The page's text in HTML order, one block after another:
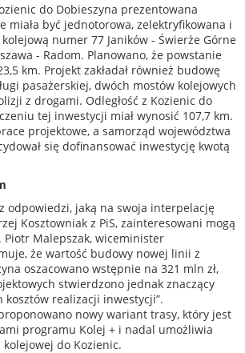
do Dobieszyna prezentowana
miała być jednotorowa, zelektryfikowana i
kolejową numer 77 Janików - Świerże Górne
- Radom. Planowano, że powstanie
km. Projekt zakładał również budowę
pasażerskiej, dwóch mostów kolejowych
z drogami. Odległość z Kozienic do
tej inwestycji miał wynosić 107,7 km.
projektowe, a samorząd województwa
się dofinansować inwestycję kwotą
odpowiedzi, jaką na swoja interpelację
Kosztowniak z PiS, zainteresowani mogą
Piotr Malepszak, wiceminister
że wartość budowy nowej linii z
oszacowano wstępnie na 321 mln zł,
stwierdzono jednak znaczący
kosztów realizacji inwestycji”.
nowy wariant trasy, który jest
programu Kolej + i nadal umożliwia
do Kozienic.